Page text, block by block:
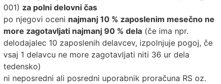
001) za polni delovni čas
po njegovi oceni najmanj 10 % zaposlenim mesečno ne
more zagotavljati najmanj 90 % dela (če ima npr.
delodajalec 10 zaposlenih delavcev, izpolnjuje pogoj, če
vsaj 1 delavcu ne more zagotavljati niti 36 ur dela
tedensko)
ni neposredni ali posredni uporabnik proračuna RS oz.